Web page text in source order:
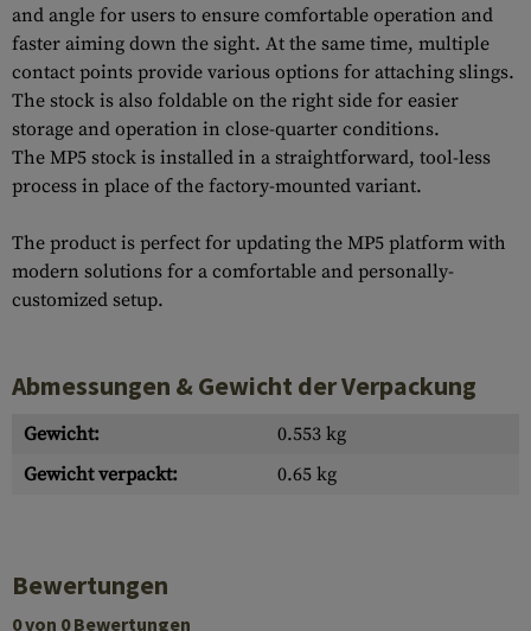
and angle for users to ensure comfortable operation and
faster aiming down the sight. At the same time, multiple
contact points provide various options for attaching slings.
The stock is also foldable on the right side for easier
storage and operation in close-quarter conditions.
The MP5 stock is installed in a straightforward, tool-less
process in place of the factory-mounted variant.
The product is perfect for updating the MP5 platform with
modern solutions for a comfortable and personally-
customized setup.
Abmessungen & Gewicht der Verpackung
Gewicht:
0.553 kg
Gewicht verpackt:
0.65 kg
Bewertungen
0 von 0 Bewertungen